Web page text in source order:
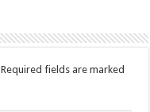
Required fields are marked